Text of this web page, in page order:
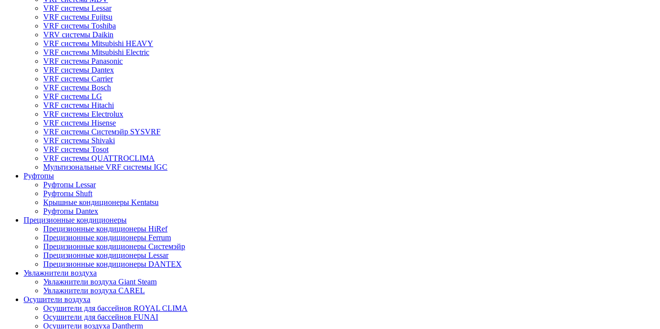
VRF системы Lessar
VRF системы Fujitsu
VRF системы Toshiba
VRV системы Daikin
VRF системы Mitsubishi HEAVY
VRF системы Mitsubishi Electric
VRF системы Panasonic
VRF системы Dantex
VRF системы Carrier
VRF системы Bosch
VRF системы LG
VRF системы Hitachi
VRF системы Electrolux
VRF системы Hisense
VRF системы Системэйр SYSVRF
VRF системы Shivaki
VRF системы Tosot
VRF системы QUATTROCLIMA
Мультизональные VRF системы IGC
Руфтопы
Руфтопы Lessar
Руфтопы Shuft
Крышные кондиционеры Kentatsu
Руфтопы Dantex
Прецизионные кондиционеры
Прецизионные кондиционеры HiRef
Прецизионные кондиционеры Ferrum
Прецизионные кондиционеры Системэйр
Прецизионные кондиционеры Lessar
Прецизионные кондиционеры DANTEX
Увлажнители воздуха
Увлажнители воздуха Giant Steam
Увлажнители воздуха CAREL
Осушители воздуха
Осушители для бассейнов ROYAL CLIMA
Осушители для бассейнов FUNAI
Осушители воздуха Dantherm